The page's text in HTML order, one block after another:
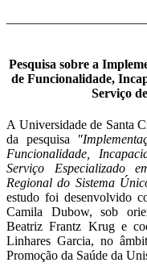
Pesquisa sobre a
de Funcionalidade,
Serviço
A Universidade de Santa
da pesquisa
Funcionalidade,
Serviço Especializado
Regional do Sistema
estudo foi desenvolvido
Camila Dubow, sob
Beatriz Frantz Krug e
Linhares Garcia, no
Promoção da Saúde da